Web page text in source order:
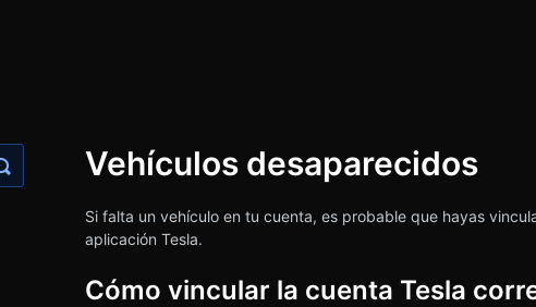
Vehículos desaparecidos
Si falta un vehículo en tu cuenta, es probable que hayas
aplicación Tesla.
Cómo vincular la cuenta Tesla
Alternar búsqueda